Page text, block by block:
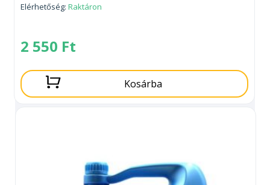
Elérhetőség: Raktáron
2 550 Ft
Kosárba